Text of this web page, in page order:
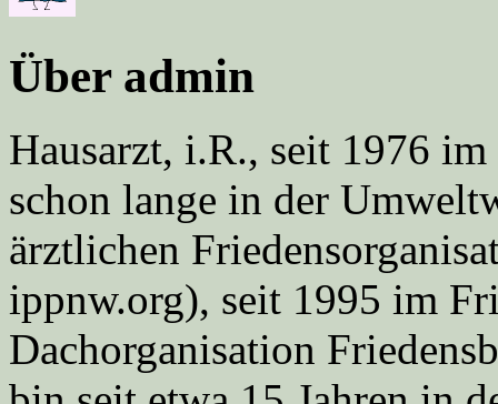
Über admin
Hausarzt, i.R., seit 1976
schon lange in der
ärztlichen
ippnw.org), seit 1995 im
Dachorganisation